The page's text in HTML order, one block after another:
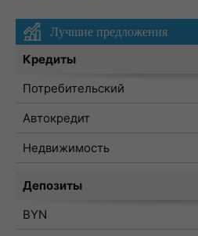
Лучшие предложения
Кредиты
Потребительский
Автокредит
Недвижимость
Депозиты
BYN